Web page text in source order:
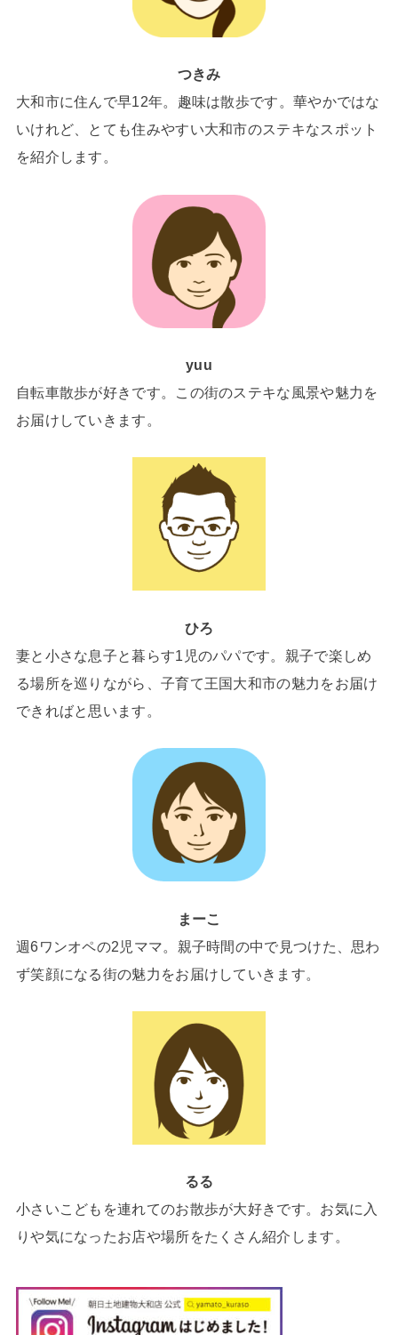
つきみ
大和市に住んで早12年。趣味は散歩です。華やかではな
いけれど、とても住みやすい大和市のステキなスポット
を紹介します。
yuu
自転車散歩が好きです。この街のステキな風景や魅力を
お届けしていきます。
ひろ
妻と小さな息子と暮らす1児のパパです。親子で楽しめ
る場所を巡りながら、子育て王国大和市の魅力をお届け
できればと思います。
まーこ
週6ワンオペの2児ママ。親子時間の中で見つけた、思わ
ず笑顔になる街の魅力をお届けしていきます。
るる
小さいこどもを連れてのお散歩が大好きです。お気に入
りや気になったお店や場所をたくさん紹介します。